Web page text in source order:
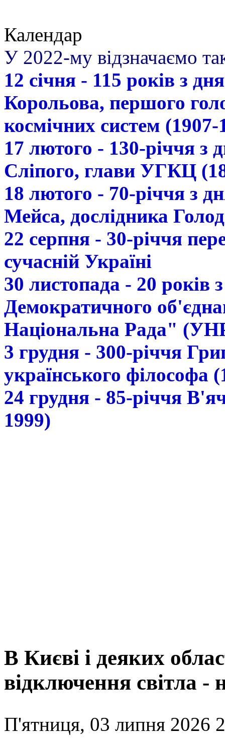
Календар
У 2022-му відзначаємо
12 січня - 115 років з
Корольова, першого
космічних систем (1907-
17 лютого - 130-річчя з
Сліпого, глави УГКЦ
18 лютого - 70-річчя з
Мейса, дослідника
22 серпня - 30-річчя
сучасній Україні
30 листопада - 20 років
Демократичного
Національна Рада"
3 грудня - 300-річчя
українського філософа
24 грудня - 85-річчя
1999)
В Києві і деяких
відключення світла -
П'ятниця, 03 липня 2026